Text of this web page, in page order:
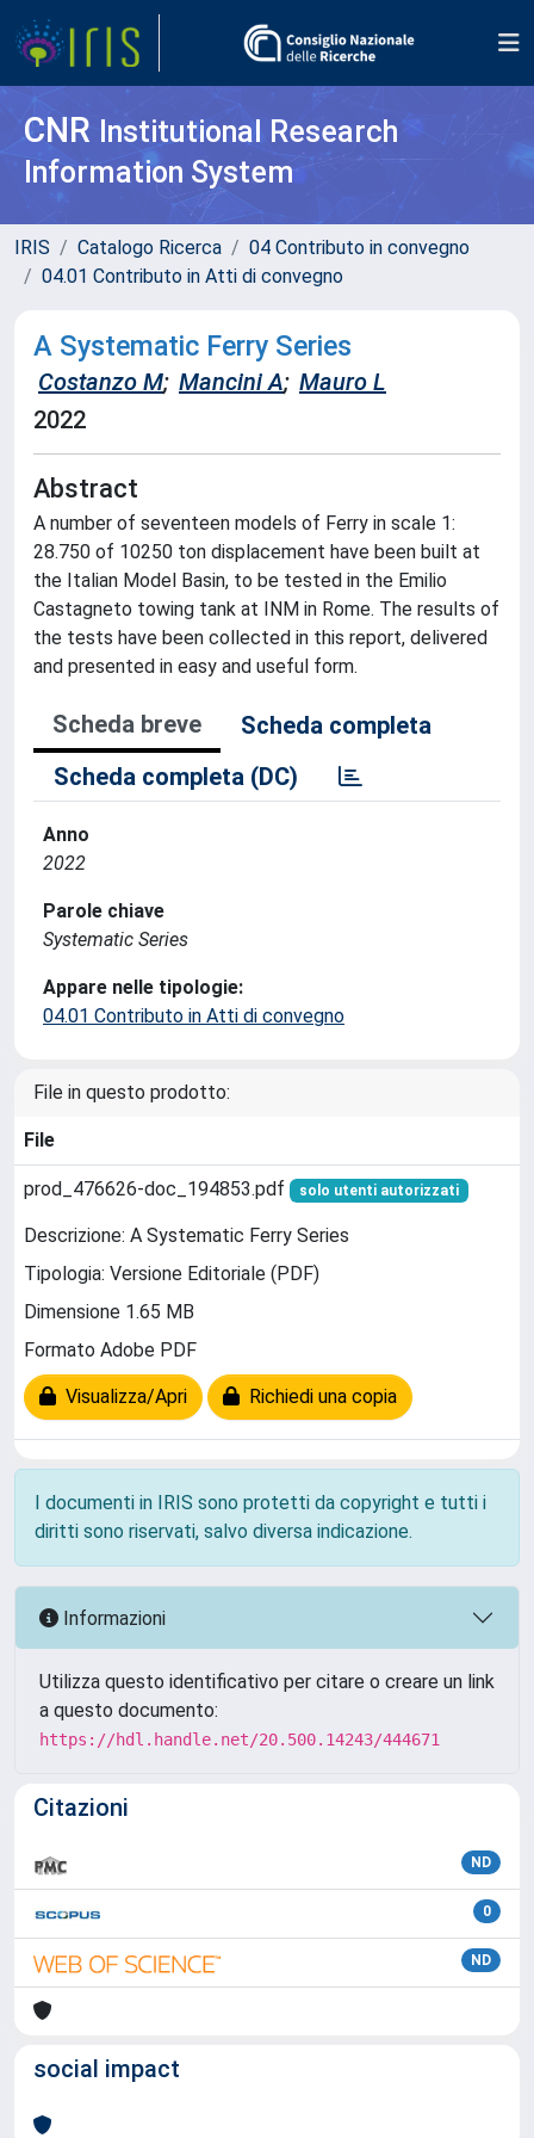
CNR Institutional Research
Information System
IRIS Catalogo Ricerca
04 Contributo in convegno
04.01 Contributo in Atti di convegno
A Systematic Ferry Series
Costanzo M; Mancini A; Mauro L
2022
Abstract
A number of seventeen models of Ferry in scale 1:
28.750 of 10250 ton displacement have been built at
the Italian Model Basin, to be tested in the Emilio
Castagneto towing tank at INM in Rome. The results of
the tests have been collected in this report, delivered
and presented in easy and useful form.
Scheda breve
Scheda completa
Scheda completa (DC)
Anno
2022
Parole chiave
Systematic Series
Appare nelle tipologie:
04.01 Contributo in Atti di convegno
File in questo prodotto:
File
prod_476626-doc_194853.pdf solo utenti autorizzati
Descrizione: A Systematic Ferry Series
Tipologia: Versione Editoriale (PDF)
Dimensione 1.65 MB
Formato Adobe PDF
Visualizza/Apri Richiedi una copia
I documenti in IRIS sono protetti da copyright e tutti i
diritti sono riservati, salvo diversa indicazione.
Informazioni
Utilizza questo identificativo per citare o creare un link
a questo documento:
https://hdl.handle.net/20.500.14243/444671
Citazioni
ND
0
ND
social impact